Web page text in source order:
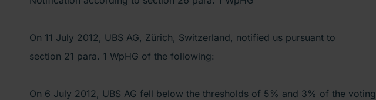
On 11 July 2012, UBS AG, Zürich, Switzerland, notified us pursuant to
section 21 para. 1 WpHG of the following:
On 6 July 2012, UBS AG fell below the thresholds of 5% and 3% of the voting